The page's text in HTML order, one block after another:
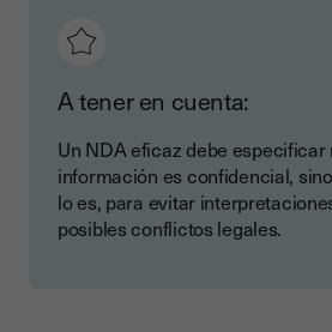
A tener en cuenta:
Un NDA eficaz debe especificar
información es confidencial,
lo es, para evitar
posibles conflictos legales.